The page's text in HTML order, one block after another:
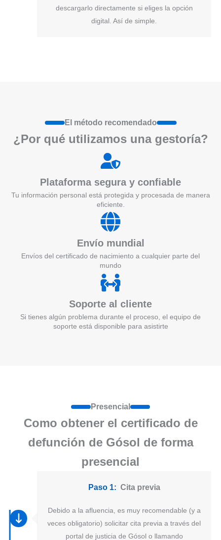
descargarlo directamente si eliges la opción
digital. Así de simple.
El método recomendado
¿Por qué utilizamos una gestoría?
Plataforma segura y confiable
Tu información personal está protegida y procesada de manera
eficiente.
Envío mundial
Envíos del certificado de nacimiento a cualquier parte del
mundo
Soporte al cliente
Si tienes algún problema durante el proceso, el equipo de
soporte está disponible para asistirte
Presencial
Como obtener el certificado de
defunción de Gósol de forma
presencial
Paso 1: Cita previa
Debido a la afluencia, es muy recomendable (y a
veces obligatorio) solicitar cita previa a través del
portal de justicia de Gósol o llamando